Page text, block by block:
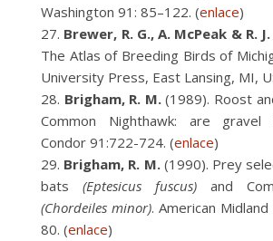
Washington 91: 85–122. (enlace)
Brewer, R. G., A. McPeak & R.
The Atlas of Breeding Birds of
University Press, East Lansing, MI,
Brigham, R. M.(1989). Roost
Common Nighthawk: are gravel
Condor 91:722-724. (enlace)
Brigham, R. M.(1990). Prey
bats (Eptesicus fuscus) and
(Chordeiles minor). American
80. (enlace)